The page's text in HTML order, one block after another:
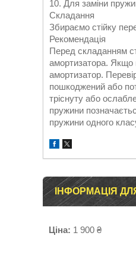
10. Для заміни
Складання
Збираємо стійку
Рекомендація
Перед складанням
амортизатора. Якщо
амортизатор.
пошкоджений або
тріснуту або
пружини
пружини одного
ІНФОРМАЦІЯ
Ціна: 1 900 ₴